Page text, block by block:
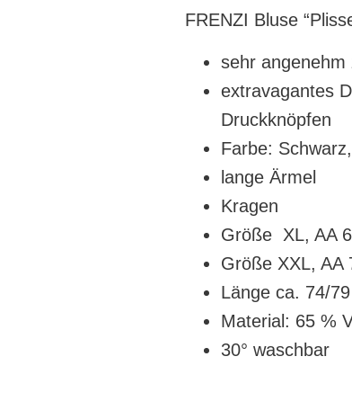
FRENZI Bluse
sehr angenehm
extravagantes
Druckknöpfen
Farbe:
lange Ärmel
Kragen
Größe XL, AA
Größe XXL, AA
Länge ca. 74/
Material: 65 %
30° waschbar